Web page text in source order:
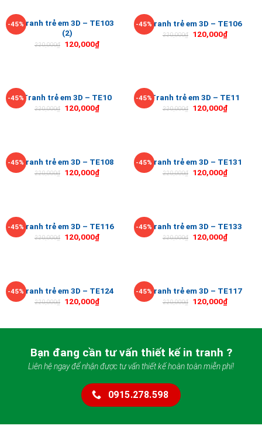
-45%Tranh trẻ em 3D – TE103
(2)
220,000₫ 120,000₫
-45%Tranh trẻ em 3D – TE106
220,000₫ 120,000₫
-45%Tranh trẻ em 3D – TE10
220,000₫ 120,000₫
-45%Tranh trẻ em 3D – TE11
220,000₫ 120,000₫
-45%Tranh trẻ em 3D – TE108
220,000₫ 120,000₫
-45%Tranh trẻ em 3D – TE131
220,000₫ 120,000₫
-45%Tranh trẻ em 3D – TE116
220,000₫ 120,000₫
-45%Tranh trẻ em 3D – TE133
220,000₫ 120,000₫
-45%Tranh trẻ em 3D – TE124
220,000₫ 120,000₫
-45%Tranh trẻ em 3D – TE117
220,000₫ 120,000₫
Bạn đang cần tư vấn thiết kế in tranh ?
Liên hệ ngay để nhận được tư vấn thiết kế hoàn toàn miễn phí!
0915.278.598